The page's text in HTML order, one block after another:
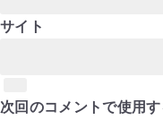
サイト
次回のコメントで使用